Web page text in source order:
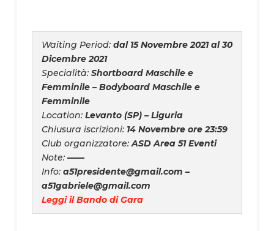
Waiting Period: dal 15 Novembre 2021 al 30
Dicembre 2021
Specialità: Shortboard Maschile e
Femminile – Bodyboard Maschile e
Femminile
Location: Levanto (SP) – Liguria
Chiusura iscrizioni:14 Novembre ore 23:59
Club organizzatore: ASD Area 51 Eventi
Note: ——
Info: a51presidente@gmail.com –
a51gabriele@gmail.com
Leggi il Bando di Gara